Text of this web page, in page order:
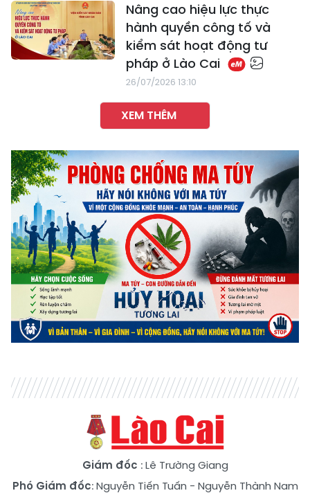
Nâng cao hiệu lực thực
hành quyền công tố và
kiểm sát hoạt động tư
pháp ở Lào Cai
26/07/2026 13:10
XEM THÊM
Giám đốc : Lê Trường Giang
Phó Giám đốc:Nguyễn Tiến Tuấn - Nguyễn Thành Nam